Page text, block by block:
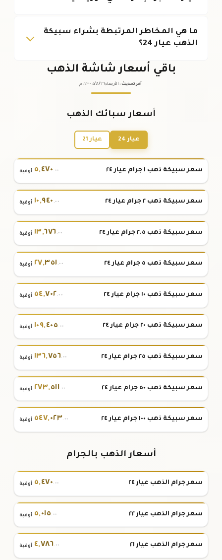
ما هي المخاطر المرتبطة بشراء سبيكة
الذهب عيار 24؟
باقي أسعار شاشة الذهب
آخر تحديث : الأربعاء ٠٥ /٠٨/٢٠٢٦ - ٠٦:٢٣م
أسعار سبائك الذهب
عيار 24 عيار 21
سعر سبيكة ذهب ١ جرام عيار ٢٤ ٥,٤٧٠.٠٠ أوقية
سعر سبيكة ذهب ٢ جرام عيار ٢٤ ١٠,٩٤٠ .٠٠ أوقية
سعر سبيكة ذهب ٢.٥ جرام عيار ٢٤ ١٣,٦٧٦.٠٠ أوقية
سعر سبيكة ذهب ٥ جرام عيار ٢٤ ٢٧,٣٥١.٠٠ أوقية
سعر سبيكة ذهب ١٠ جرام عيار ٢٤ ٥٤,٧٠٢.٠٠ أوقية
سعر سبيكة ذهب ٢٠ جرام عيار ٢٤ ١٠٩,٤٠٥.٠٠ أوقية
سعر سبيكة ذهب ٢٥ جرام عيار ٢٤ ١٣٦,٧٥٦.٠٠ أوقية
سعر سبيكة ذهب ٥٠ جرام عيار ٢٤ ٢٧٣,٥١١.٠٠ أوقية
سعر سبيكة ذهب ١٠٠ جرام عيار ٢٤ ٥٤٧,٠٢٣.٠٠ أوقية
أسعار الذهب بالجرام
سعر جرام الذهب عيار ٢٤ ٥,٤٧٠.٠٠ أوقية
سعر جرام الذهب عيار ٢٢ ٥,٠١٥.٠٠ أوقية
سعر جرام الذهب عيار ٢١ ٤,٧٨٦.٠٠ أوقية